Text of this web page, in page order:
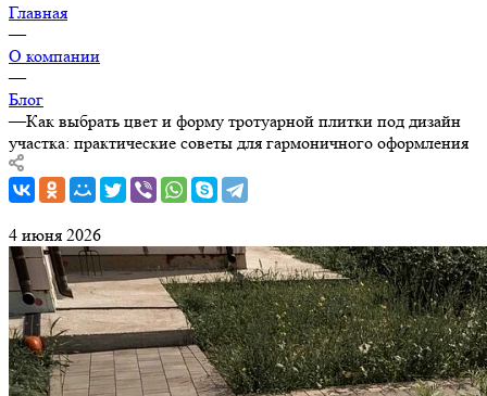
Главная
—
О компании
—
Блог
—Как выбрать цвет и форму тротуарной плитки под дизайн
участка: практические советы для гармоничного оформления
4 июня 2026